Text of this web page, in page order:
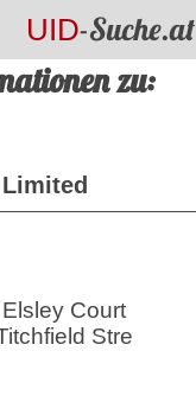
UID-Suche.at
zu:
Court
Stre